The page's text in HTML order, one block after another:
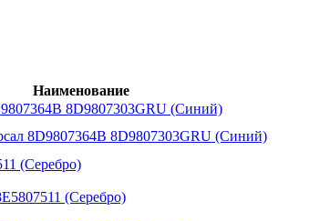
Наименование
8D9807303GRU (Синий)
8D9807364B 8D9807303GRU (Синий)
(Серебро)
(Серебро)